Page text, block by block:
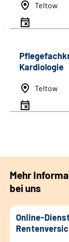
Teltow
Kardiologie
Teltow
Mehr
bei uns
Online-